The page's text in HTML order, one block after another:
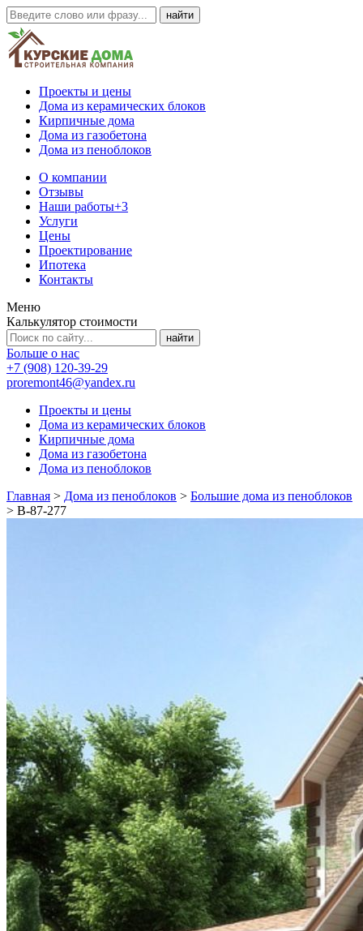
Проекты и цены
Дома из керамических блоков
Кирпичные дома
Дома из газобетона
Дома из пеноблоков
О компании
Отзывы
Наши работы+3
Услуги
Цены
Проектирование
Ипотека
Контакты
Меню
Калькулятор стоимости
Больше о нас
+7 (908) 120-39-29
proremont46@yandex.ru
Проекты и цены
Дома из керамических блоков
Кирпичные дома
Дома из газобетона
Дома из пеноблоков
Главная > Дома из пеноблоков > Большие дома из пеноблоков
> В-87-277